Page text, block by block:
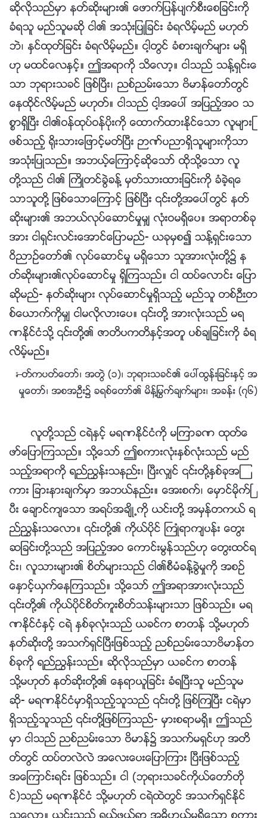
ဆိုလိုသည္မွာ နတ္ဆိုးမ်ား၏ ေဖာက္ျပန္ပ်က္စီးေစျခင္းကို
ခံရသူ မည္သူမဆို ငါ၏ အသုံးျပဳျခင္း ခံရလိမ့္မည္ မဟုတ္
ဘဲ၊ ႏွင္ထုတ္ျခင္း ခံရလိမ့္မည္။ ငါ့တြင္ ခံစားခ်က္မ်ား မရွိ
ဟု မထင္ေလႏွင့္။ ဤအရာကို သိေလာ့။ ငါသည္ သန္႔ရွင္းေ
သာ ဘုရားသခင္ ျဖစ္ၿပီး၊ ညစ္ညမ္းေသာ ဗိမာန္ေတာ္တြင္
ေနထိုင္လိမ့္မည္ မဟုတ္။ ငါသည္ ငါ့အေပၚ အျပည့္အဝ သ
စၥာရွိၿပီး ငါ၏ဝန္ထုပ္ဝန္ပိုးကို ေထာက္ထားႏိုင္ေသာ လူမ်ားျ
ဖစ္သည့္ ႐ိုးသားေျဖာင့္မတ္ၿပီး ဉာဏ္ပညာရွိသူမ်ားကိုသာ
အသုံးျပဳသည္။ အဘယ့္ေၾကာင့္ဆိုေသာ္ ထိုသို႔ေသာ လူ
တို႔သည္ ငါ၏ ႀကိဳတင္ခြဲခန္႔ မွတ္သားထားျခင္းကို ခံခဲ့ရေ
သာသူတို႔ ျဖစ္ေသာေၾကာင့္ ျဖစ္ၿပီး ၎တို႔အေပၚတြင္ နတ္
ဆိုးမ်ား၏ အဘယ္လုပ္ေဆာင္မႈမွ် လုံးဝမရွိေပ။ အရာတစ္ခု
အား ငါရွင္းလင္းေအာင္‌ေျပာမည္- ယခုမွစ၍ သန္႔ရွင္းေသာ
ဝိညာဥ္ေတာ္၏ လုပ္ေဆာင္မႈ မရွိေသာ သူအားလုံးတို႔၌ န
တ္ဆိုးမ်ား၏လုပ္ေဆာင္မႈ ရွိၾကသည္။ ငါ ထပ္ေလာင္း ေျပာ
ဆိုမည္- နတ္ဆိုးမ်ား လုပ္ေဆာင္မႈရွိသည့္ မည္သူ တစ္ဉီးတ
စ္ေယာက္ကိုမွ် ငါမလိုလားေပ။ ၎တို႔ အားလုံးသည္ မရ
ဏႏိုင္ငံသို႔ ၎တို႔၏ ဇာတိပကတိႏွင့္အတူ ပစ္ခ်ျခင္းကို ခံရ
လိမ့္မည္။
—ႏႈတ္ကပတ္ေတာ္၊ အတြဲ (၁)၊ ဘုရားသခင္၏ ေပၚထြန္းျခင္းႏွင့္ အ
မႈေတာ္၊ အစအဦး၌ ခရစ္ေတာ္၏ မိန္႔ႁမြက္ခ်က္မ်ား၊ အခန္း (၇၆)
လူတို႔သည္ ငရဲႏွင့္ မရဏႏိုင္ငံကို မၾကာခဏ ထုတ္ေ
ဖာ္ေျပာၾကသည္။ သို႔ေသာ္ ဤစကားလုံးႏွစ္လုံးသည္ မည္
သည့္အရာကို ရည္ၫႊန္းသနည္း၊ ၿပီးလွ်င္ ၎တို႔ႏွစ္ခုအၾ
ကား ျခားနားခ်က္မွာ အဘယ္နည္း။ ေအးစက္၊ ေမွာင္မိုက္ၿ
ပီး ေခ်ာင္က်ေသာ အရပ္အခ်ိဳ႕ကို ယင္းတို႔ အမွန္တကယ္ ရ
ည္ၫႊန္းသေလာ။ ၎တို႔၏ ကိုယ္ပိုင္ ႀကဳံရာက်ပန္း ေတြး
ဆျခင္းတို႔သည္ အျပည့္အဝ ေကာင္းမြန္သည္ဟု ေတြးထင္ရ
င္း၊ လူသားမ်ား၏ စိတ္မ်ားသည္ ငါ၏စီမံခန႔္ခြဲမႈကို အစဥ္
ေႏွာင့္ယွက္ေနၾကသည္။ သို႔ေသာ္ ဤအရာအားလုံးသည္
၎တို႔၏ ကိုယ္ပိုင္စိတ္ကူးစိတ္သန္းမ်ားသာ ျဖစ္သည္။ မရ
ဏႏိုင္ငံႏွင့္ ငရဲ ႏွစ္ခုလုံးသည္ ယခင္က စာတန္ သို႔မဟုတ္
နတ္ဆိုးတို႔ အသက္ရွင္ၿပီးျဖစ္သည့္ ညစ္ညမ္းေသာဗိမာန္တ
စ္ခုကို ရည္ၫႊန္းသည္။ ဆိုလိုသည္မွာ ယခင္က စာတန္
သို႔မဟုတ္ နတ္ဆိုးတို႔၏ ေနရာယူျခင္း ခံရၿပီးသူ မည္သူမ
ဆို- မရဏႏိုင္ငံမွာရွိသည့္သူသည္ ၎တို႔ ျဖစ္ၾကၿပီး ငရဲမွာ
ရွိသည့္သူသည္ ၎တို႔ျဖစ္ၾကသည္- မွားစရာမရွိ။ ဤသည္
မွာ ငါသည္ ညစ္ညမ္းေသာ ဗိမာန္၌ အသက္မရွင္ဟု အတိ
တ္တြင္ ထပ္တလဲလဲ အေလးေပးေျပာၾကား ၿပီးျဖစ္သည့္
အေၾကာင္းရင္း ျဖစ္သည္။ ငါ (ဘုရားသခင္ကိုယ္ေတာ္တို
င္)သည္ မရဏႏိုင္ငံ သို႔မဟုတ္ ငရဲထဲတြင္ အသက္ရွင္ႏိုင္